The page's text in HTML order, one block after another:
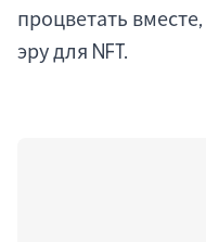
процветать
эру для NFT.